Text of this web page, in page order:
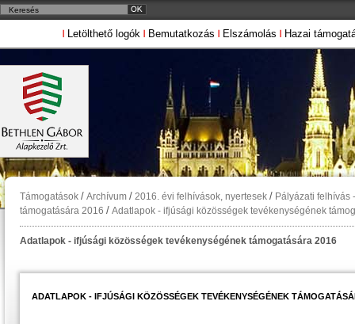
Letölthető logók Bemutatkozás Elszámolás Hazai
Támogatások / Archívum / 2016. évi felhívások, nyertesek / Pályázati felhívás
támogatására 2016 / Adatlapok - ifjúsági közösségek tevékenységének
Adatlapok - ifjúsági közösségek tevékenységének támogatására 2016
ADATLAPOK - IFJÚSÁGI KÖZÖSSÉGEK TEVÉKENYSÉGÉNEK